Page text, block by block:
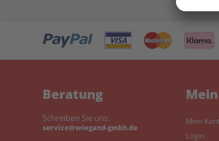
Beratung
Schreiben Sie uns:
service@wiegand-gmbh.de
Mein
Login